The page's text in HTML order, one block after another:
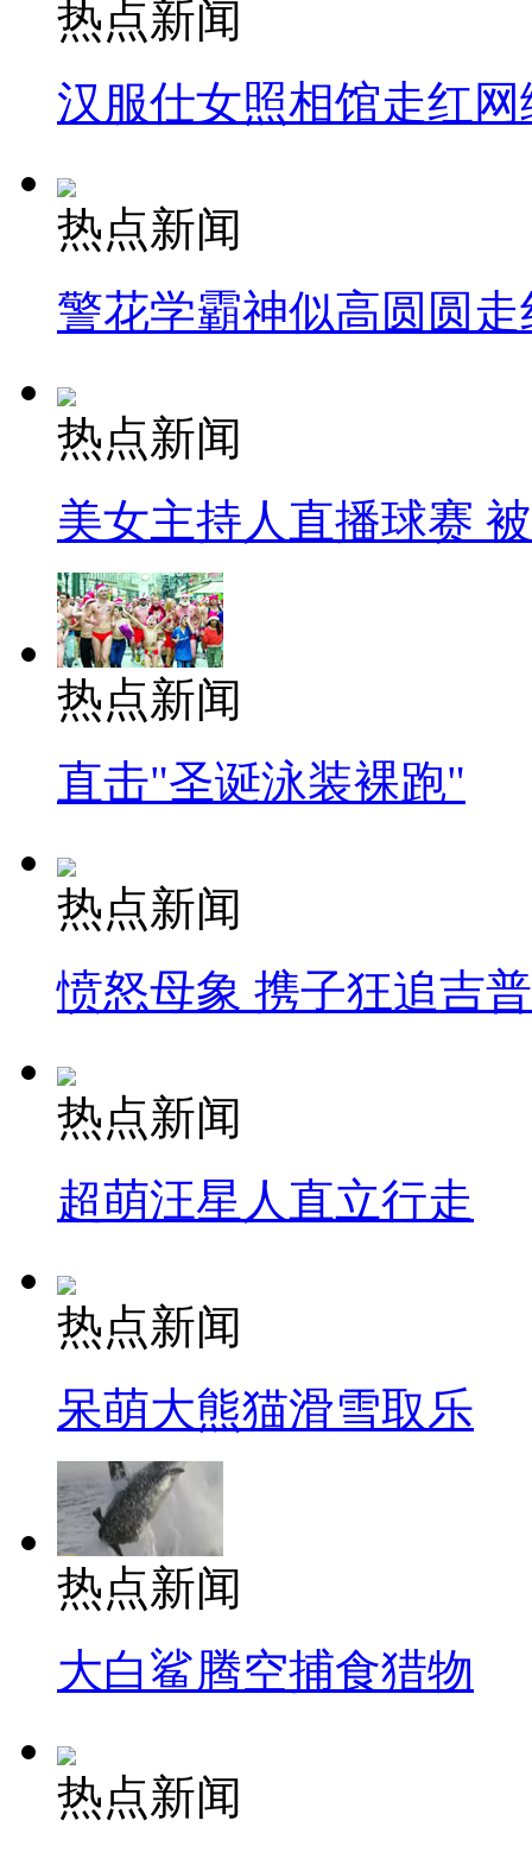
热点新闻
汉服仕女照相馆走红网
热点新闻
警花学霸神似高圆圆走
热点新闻
美女主持人直播球赛
热点新闻
直击"圣诞泳装裸跑"
热点新闻
愤怒母象 携子狂追吉
热点新闻
超萌汪星人直立行走
热点新闻
呆萌大熊猫滑雪取乐
热点新闻
大白鲨腾空捕食猎物
热点新闻